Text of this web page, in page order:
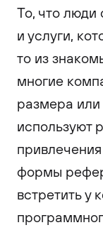
То, что люди
и услуги,
то из
многие
размера или
используют
формы
встретить у